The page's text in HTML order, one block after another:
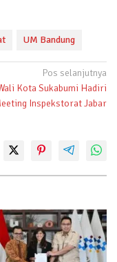
UM Bandung
Pos selanjutnya
Kota Sukabumi Hadiri
Inspekstorat Jabar